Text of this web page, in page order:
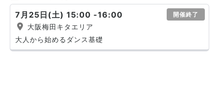
7月25日(土) 15:00 -16:00 開催終了
大阪梅田キタエリア
大人から始めるダンス基礎